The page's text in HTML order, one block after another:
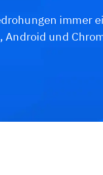
immer
Android und